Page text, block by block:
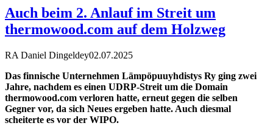
Auch beim 2. Anlauf im Streit um
thermowood.com auf dem Holzweg
RA Daniel Dingeldey02.07.2025
Das finnische Unternehmen Lämpöpuuyhdistys Ry ging zwei
Jahre, nachdem es einen UDRP-Streit um die Domain
thermowood.com verloren hatte, erneut gegen die selben
Gegner vor, da sich Neues ergeben hatte. Auch diesmal
scheiterte es vor der WIPO.